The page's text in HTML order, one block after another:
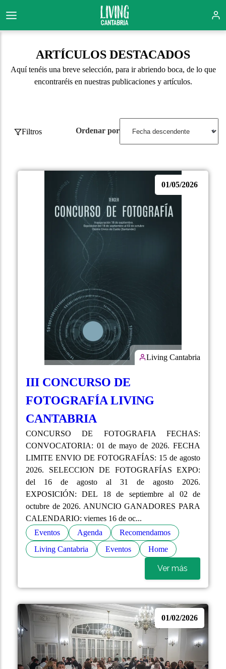
ARTÍCULOS DESTACADOS
Aquí tenéis una breve selección, para ir abriendo boca, de lo que
encontraréis en nuestras publicaciones y artículos.
Ordenar por
Filtros
01/05/2026
Living Cantabria
III CONCURSO DE
FOTOGRAFÍA LIVING
CANTABRIA
CONCURSO DE FOTOGRAFIA FECHAS:
CONVOCATORIA: 01 de mayo de 2026. FECHA
LIMITE ENVIO DE FOTOGRAFÍAS: 15 de agosto
2026. SELECCION DE FOTOGRAFÍAS EXPO:
del 16 de agosto al 31 de agosto 2026.
EXPOSICIÓN: DEL 18 de septiembre al 02 de
octubre de 2026. ANUNCIO GANADORES PARA
CALENDARIO: viernes 16 de oc...
Eventos
Agenda
Recomendamos
Living Cantabria
Eventos Home
Ver más
01/02/2026